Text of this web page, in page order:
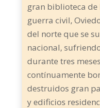
gran biblioteca de
guerra civil,
del norte que se
nacional,
durante tres
contínuamente
destruidos gran
y edificios